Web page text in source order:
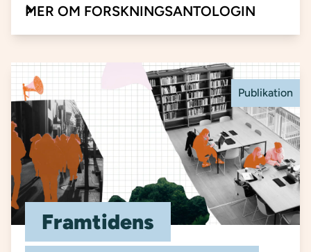
MER OM FORSKNINGSANTOLOGIN
Publikation
Framtidens